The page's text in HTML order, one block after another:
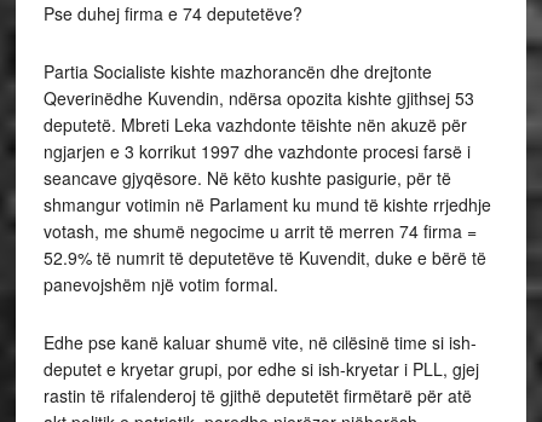
Pse duhej firma e 74 deputetëve?
Partia Socialiste kishte mazhorancën dhe drejtonte
Qeverinëdhe Kuvendin, ndërsa opozita kishte gjithsej 53
deputetë. Mbreti Leka vazhdonte tëishte nën akuzë për
ngjarjen e 3 korrikut 1997 dhe vazhdonte procesi farsë i
seancave gjyqësore. Në këto kushte pasigurie, për të
shmangur votimin në Parlament ku mund të kishte rrjedhje
votash, me shumë negocime u arrit të merren 74 firma =
52.9% të numrit të deputetëve të Kuvendit, duke e bërë të
panevojshëm një votim formal.
Edhe pse kanë kaluar shumë vite, në cilësinë time si ish-
deputet e kryetar grupi, por edhe si ish-kryetar i PLL, gjej
rastin të rifalenderoj të gjithë deputetët firmëtarë për atë